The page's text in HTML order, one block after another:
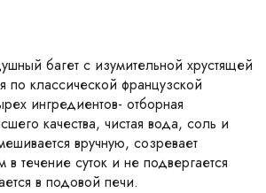
багет с изумительной хрустящей
по классической французской
ингредиентов- отборная
качества, чистая вода, соль и
вручную, созревает
в течение суток и не подвергается
в подовой печи.